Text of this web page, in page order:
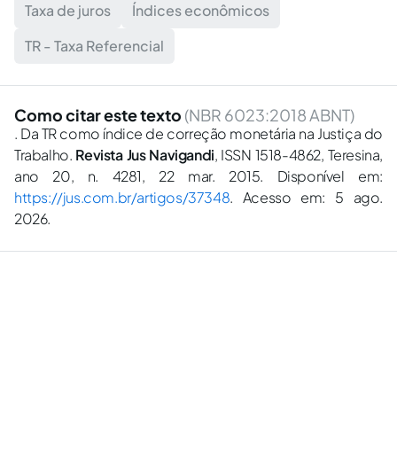
Taxa de juros
Índices econômicos
TR - Taxa Referencial
Como citar este texto (NBR 6023:2018 ABNT)
. Da TR como índice de correção monetária na Justiça do
Trabalho. Revista Jus Navigandi, ISSN 1518-4862, Teresina,
ano 20, n. 4281, 22 mar. 2015. Disponível em:
https://jus.com.br/artigos/37348. Acesso em: 5 ago.
2026.